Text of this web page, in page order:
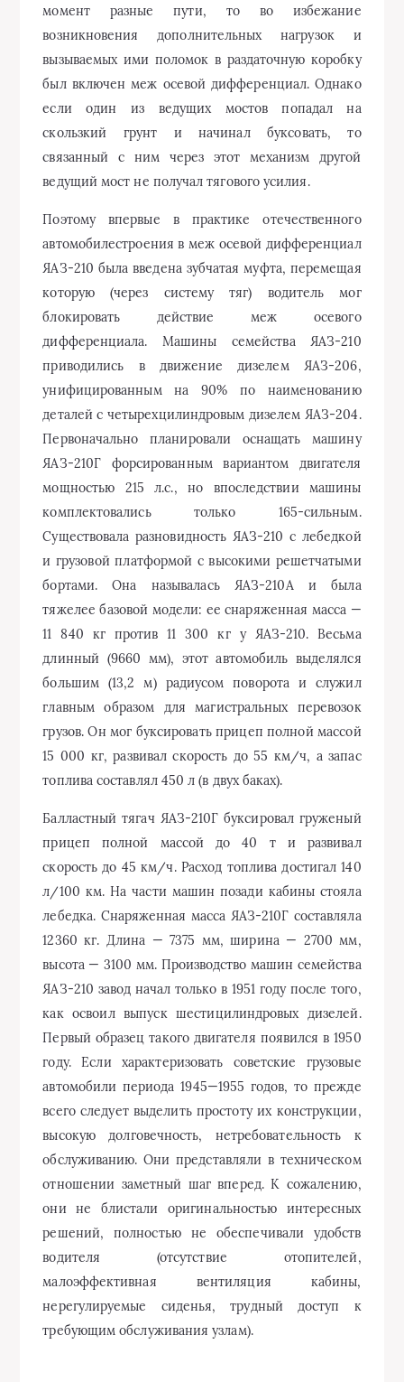
момент разные пути, то во избежание
возникновения дополнительных нагрузок и
вызываемых ими поломок в раздаточную коробку
был включен меж осевой дифференциал. Однако
если один из ведущих мостов попадал на
скользкий грунт и начинал буксовать, то
связанный с ним через этот механизм другой
ведущий мост не получал тягового усилия.
Поэтому впервые в практике отечественного
автомобилестроения в меж осевой дифференциал
ЯАЗ-210 была введена зубчатая муфта, перемещая
которую (через систему тяг) водитель мог
блокировать действие меж осевого
дифференциала. Машины семейства ЯАЗ-210
приводились в движение дизелем ЯАЗ-206,
унифицированным на 90% по наименованию
деталей с четырехцилиндровым дизелем ЯАЗ-204.
Первоначально планировали оснащать машину
ЯАЗ-210Г форсированным вариантом двигателя
мощностью 215 л.с., но впоследствии машины
комплектовались только 165-сильным.
Существовала разновидность ЯАЗ-210 с лебедкой
и грузовой платформой с высокими решетчатыми
бортами. Она называлась ЯАЗ-210А и была
тяжелее базовой модели: ее снаряженная масса —
11 840 кг против 11 300 кг у ЯАЗ-210. Весьма
длинный (9660 мм), этот автомобиль выделялся
большим (13,2 м) радиусом поворота и служил
главным образом для магистральных перевозок
грузов. Он мог буксировать прицеп полной массой
15 000 кг, развивал скорость до 55 км/ч, а запас
топлива составлял 450 л (в двух баках).
Балластный тягач ЯАЗ-210Г буксировал груженый
прицеп полной массой до 40 т и развивал
скорость до 45 км/ч. Расход топлива достигал 140
л/100 км. На части машин позади кабины стояла
лебедка. Снаряженная масса ЯАЗ-210Г составляла
12360 кг. Длина — 7375 мм, ширина — 2700 мм,
высота — 3100 мм. Производство машин семейства
ЯАЗ-210 завод начал только в 1951 году после того,
как освоил выпуск шестицилиндровых дизелей.
Первый образец такого двигателя появился в 1950
году. Если характеризовать советские грузовые
автомобили периода 1945—1955 годов, то прежде
всего следует выделить простоту их конструкции,
высокую долговечность, нетребовательность к
обслуживанию. Они представляли в техническом
отношении заметный шаг вперед. К сожалению,
они не блистали оригинальностью интересных
решений, полностью не обеспечивали удобств
водителя (отсутствие отопителей,
малоэффективная вентиляция кабины,
нерегулируемые сиденья, трудный доступ к
требующим обслуживания узлам).